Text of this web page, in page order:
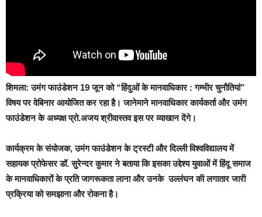
शिमला: उमंग फाउंडेशन 19 जून को “हिंदुओं के मानवाधिकार : गम्भीर चुनौतियां”
विषय पर वेबिनार आयोजित कर रहा है। जानेमाने मानवाधिकार कार्यकर्ता और उमंग
फाउंडेशन के अध्यक्ष प्रो.अजय श्रीवास्तव इस पर व्याखान देंगे।
कार्यक्रम के संयोजक, उमंग फाउंडेशन के ट्रस्टी और दिल्ली विश्वविद्यालय में
सहायक प्रोफेसर डॉ. सुरेन्दर कुमार ने बताया कि इसका उद्देश्य युवाओं में हिंदू समाज
के मानवाधिकारों के प्रति जागरूकता लाना और उनके उल्लंघन की लगातार जारी
प्रक्रिया को समझाना और रोकना है।